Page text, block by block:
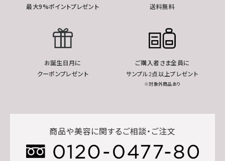
最大9%ポイントプレゼント
送料無料
お誕生日月に
クーポンプレゼント
ご購入者さま全員に
サンプル2点以上プレゼント
※対象外商品あり
商品や美容に関するご相談・ご注文